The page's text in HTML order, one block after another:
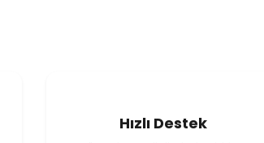
Hızlı Destek